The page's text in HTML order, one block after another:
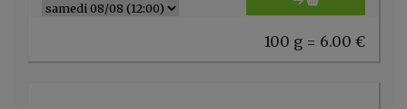
100 g = 6.00 €